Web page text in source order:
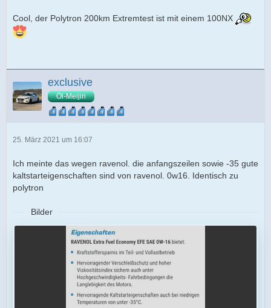
Cool, der Polytron 200km Extremtest ist mit einem 100NX
exclusive
Öl-Meijin
25. März 2021 um 16:07
Ich meinte das wegen ravenol. die anfangszeilen sowie -35 gute
kaltstarteigenschaften sind von ravenol. 0w16. Identisch zu
polytron
Bilder